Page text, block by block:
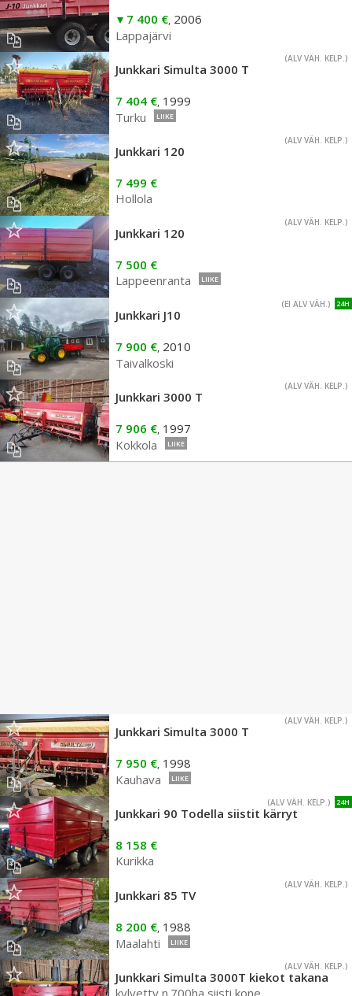
7 400 €, 2006
Lappajärvi
(ALV VÄH. KELP.)
Junkkari Simulta 3000 T
7 404 €, 1999
Turku
LIIKE
(ALV VÄH. KELP.)
Junkkari 120
7 499 €
Hollola
(ALV VÄH. KELP.)
Junkkari 120
7 500 €
Lappeenranta
LIIKE
24H
(EI ALV VÄH.)
Junkkari J10
7 900 €, 2010
Taivalkoski
(ALV VÄH. KELP.)
Junkkari 3000 T
7 906 €, 1997
Kokkola
LIIKE
(ALV VÄH. KELP.)
Junkkari Simulta 3000 T
7 950 €, 1998
Kauhava
LIIKE
24H
(ALV VÄH. KELP.)
Junkkari 90 Todella siistit kärryt
8 158 €
Kurikka
(ALV VÄH. KELP.)
Junkkari 85 TV
8 200 €, 1988
Maalahti
LIIKE
(ALV VÄH. KELP.)
Junkkari Simulta 3000T kiekot takana
kylvetty n.700ha siisti kone